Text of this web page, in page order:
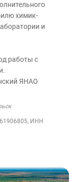
химик-
и
работы с
ЯНАО
ИНН